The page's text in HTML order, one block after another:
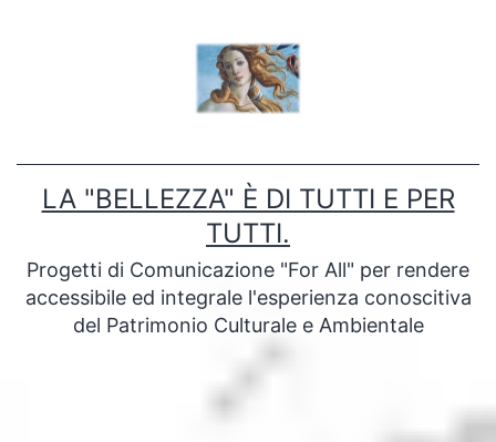
LA "BELLEZZA" È DI TUTTI E PER
TUTTI.
Progetti di Comunicazione "For All" per rendere
accessibile ed integrale l'esperienza conoscitiva
del Patrimonio Culturale e Ambientale